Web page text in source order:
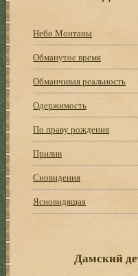
Небо Монтаны
Обманутое время
Обманчивая реальность
Одержимость
По праву рождения
Прилив
Сновидения
Ясновидящая
Дамский